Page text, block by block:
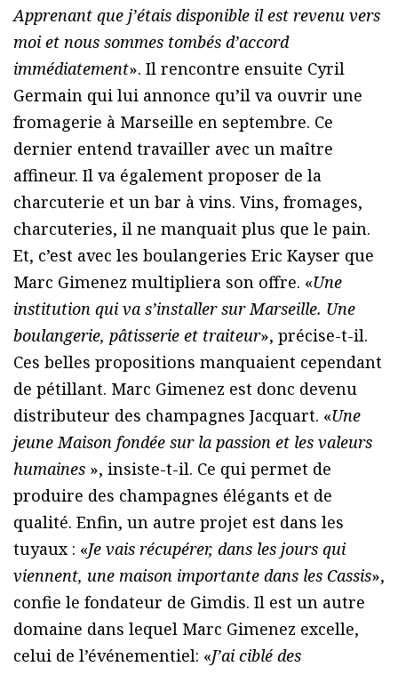
Apprenant que j’étais disponible il est revenu vers
moi et nous sommes tombés d’accord
immédiatement». Il rencontre ensuite Cyril
Germain qui lui annonce qu’il va ouvrir une
fromagerie à Marseille en septembre. Ce
dernier entend travailler avec un maître
affineur. Il va également proposer de la
charcuterie et un bar à vins. Vins, fromages,
charcuteries, il ne manquait plus que le pain.
Et, c’est avec les boulangeries Eric Kayser que
Marc Gimenez multipliera son offre. «Une
institution qui va s’installer sur Marseille. Une
boulangerie, pâtisserie et traiteur», précise-t-il.
Ces belles propositions manquaient cependant
de pétillant. Marc Gimenez est donc devenu
distributeur des champagnes Jacquart. «Une
jeune Maison fondée sur la passion et les valeurs
humaines », insiste-t-il. Ce qui permet de
produire des champagnes élégants et de
qualité. Enfin, un autre projet est dans les
tuyaux : «Je vais récupérer, dans les jours qui
viennent, une maison importante dans les Cassis»,
confie le fondateur de Gimdis. Il est un autre
domaine dans lequel Marc Gimenez excelle,
celui de l’événementiel: «J’ai ciblé des